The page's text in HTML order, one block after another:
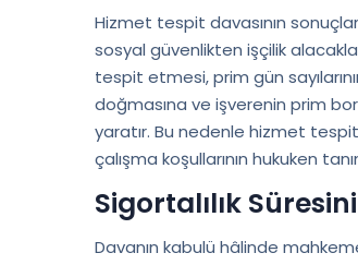
Hizmet tespit davasının
sosyal güvenlikten işçilik
tespit etmesi, prim gün
doğmasına ve işverenin prim
yaratır. Bu nedenle hizmet tespit
çalışma koşullarının hukuken
Sigortalılık
Davanın kabulü hâlinde